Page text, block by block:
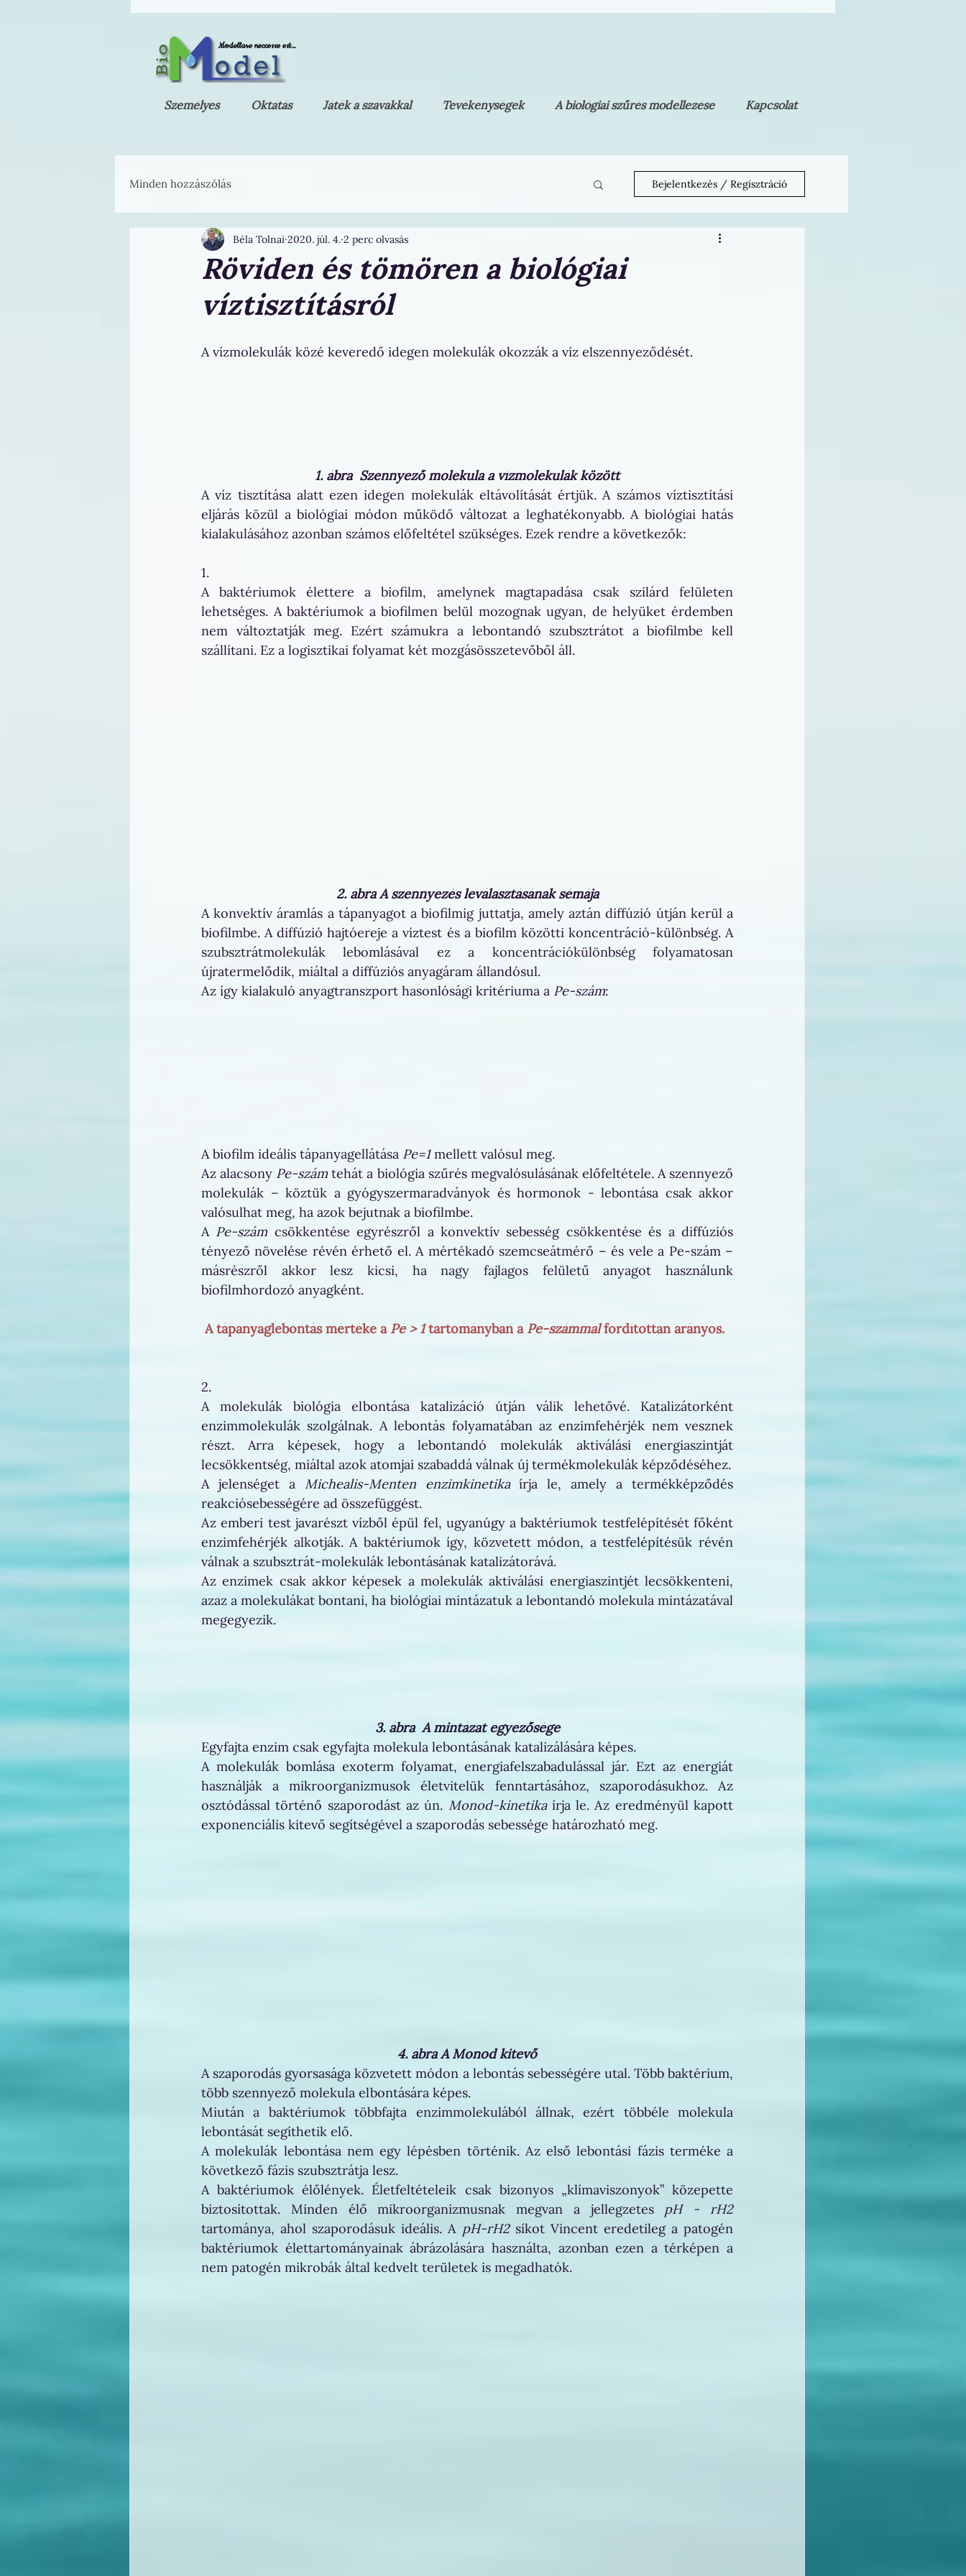
Modellare neccesse est...
Minden hozzászólás Bejelentkezés / Regisztráció
Röviden és tömören a biológiai
víztisztításról
Béla Tolnai 2020. júl. 4. 2 perc olvasás
A vízmolekulák közé keveredő idegen molekulák okozzák a víz elszennyeződését.
1. ábra  Szennyező molekula a vízmolekulák között
A víz tisztítása alatt ezen idegen molekulák eltávolítását értjük. A számos víztisztítási
eljárás közül a biológiai módon működő változat a leghatékonyabb. A biológiai hatás
kialakulásához azonban számos előfeltétel szükséges. Ezek rendre a következők:
1.
A baktériumok élettere a biofilm, amelynek magtapadása csak szilárd felületen
lehetséges. A baktériumok a biofilmen belül mozognak ugyan, de helyüket érdemben
nem változtatják meg. Ezért számukra a lebontandó szubsztrátot a biofilmbe kell
szállítani. Ez a logisztikai folyamat két mozgásösszetevőből áll.
2. ábra A szennyezés leválasztásának sémája
A konvektív áramlás a tápanyagot a biofilmig juttatja, amely aztán diffúzió útján kerül a
biofilmbe. A diffúzió hajtóereje a víztest és a biofilm közötti koncentráció-különbség. A
szubsztrátmolekulák lebomlásával ez a koncentrációkülönbség folyamatosan
újratermelődik, miáltal a diffúziós anyagáram állandósul.
Az így kialakuló anyagtranszport hasonlósági kritériuma a Pe-szám:
A biofilm ideális tápanyagellátása Pe=1 mellett valósul meg.
Az alacsony Pe-szám tehát a biológia szűrés megvalósulásának előfeltétele. A szennyező
molekulák – köztük a gyógyszermaradványok és hormonok - lebontása csak akkor
valósulhat meg, ha azok bejutnak a biofilmbe.
A Pe-szám csökkentése egyrészről a konvektív sebesség csökkentése és a diffúziós
tényező növelése révén érhető el. A mértékadó szemcseátmérő – és vele a Pe-szám –
másrészről akkor lesz kicsi, ha nagy fajlagos felületű anyagot használunk
biofilmhordozó anyagként.
A tápanyaglebontás mértéke a Pe > 1 tartományban a Pe-számmal fordítottan arányos.
2.
A molekulák biológia elbontása katalizáció útján válik lehetővé. Katalizátorként
enzimmolekulák szolgálnak. A lebontás folyamatában az enzimfehérjék nem vesznek
részt. Arra képesek, hogy a lebontandó molekulák aktiválási energiaszintját
lecsökkentség, miáltal azok atomjai szabaddá válnak új termékmolekulák képződéséhez.
A jelenséget a Michealis-Menten enzimkinetika írja le, amely a termékképződés
reakciósebességére ad összefüggést.
Az emberi test javarészt vízből épül fel, ugyanúgy a baktériumok testfelépítését főként
enzimfehérjék alkotják. A baktériumok így, közvetett módon, a testfelépítésük révén
válnak a szubsztrát-molekulák lebontásának katalizátorává.
Az enzimek csak akkor képesek a molekulák aktiválási energiaszintjét lecsökkenteni,
azaz a molekulákat bontani, ha biológiai mintázatuk a lebontandó molekula mintázatával
megegyezik.
3. ábra  A mintázat egyezősége
Egyfajta enzim csak egyfajta molekula lebontásának katalizálására képes.
A molekulák bomlása exoterm folyamat, energiafelszabadulással jár. Ezt az energiát
használják a mikroorganizmusok életvitelük fenntartásához, szaporodásukhoz. Az
osztódással történő szaporodást az ún. Monod-kinetika írja le. Az eredményül kapott
exponenciális kitevő segítségével a szaporodás sebessége határozható meg.
4. ábra A Monod kitevő
A szaporodás gyorsasága közvetett módon a lebontás sebességére utal. Több baktérium,
több szennyező molekula elbontására képes.
Miután a baktériumok többfajta enzimmolekulából állnak, ezért többéle molekula
lebontását segíthetik elő.
A molekulák lebontása nem egy lépésben történik. Az első lebontási fázis terméke a
következő fázis szubsztrátja lesz.
A baktériumok élőlények. Életfeltételeik csak bizonyos „klímaviszonyok” közepette
biztosítottak. Minden élő mikroorganizmusnak megvan a jellegzetes pH - rH2
tartománya, ahol szaporodásuk ideális. A pH-rH2 síkot Vincent eredetileg a patogén
baktériumok élettartományainak ábrázolására használta, azonban ezen a térképen a
nem patogén mikrobák által kedvelt területek is megadhatók.
Személyes Oktatás Játék a szavakkal Tevékenységek A biológiai szűrés modellezése Kapcsolat